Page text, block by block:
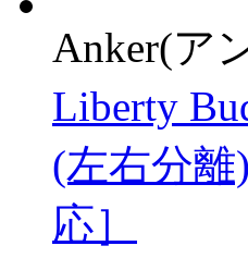
Anker(ア
Liberty
(左右分
応］